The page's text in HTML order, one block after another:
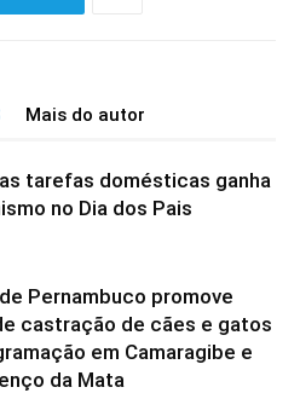
Mais do autor
tarefas domésticas ganha
no Dia dos Pais
Pernambuco promove
castração de cães e gatos
em Camaragibe e
da Mata